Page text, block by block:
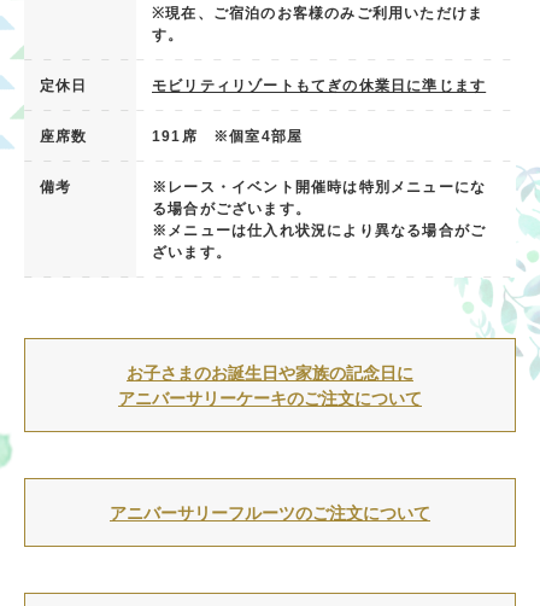
※現在、ご宿泊のお客様のみご利用いただけま
す。
定休日 モビリティリゾートもてぎの休業日に準じます
座席数 191席 ※個室4部屋
備考
※レース・イベント開催時は特別メニューにな
る場合がございます。
※メニューは仕入れ状況により異なる場合がご
ざいます。
お子さまのお誕生日や家族の記念日に
アニバーサリーケーキのご注文について
素敵な記念日のお祝いをお手伝いいたします。
アニバーサリーフルーツのご注文について
でしょうか。ご宿泊日当日の15：00までご注文